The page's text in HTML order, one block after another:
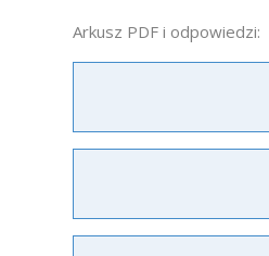
Arkusz PDF i odpowiedzi: